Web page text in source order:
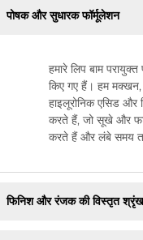
पोषक और सुधारक फॉर्मूलेशन
हमारे लिप बाम
किए गए हैं। हम
हाइलूरोनिक एसिड और
करते हैं, जो सूखे और फटे
करते हैं और लंबे समय
फिनिश और रंजक की विस्तृत